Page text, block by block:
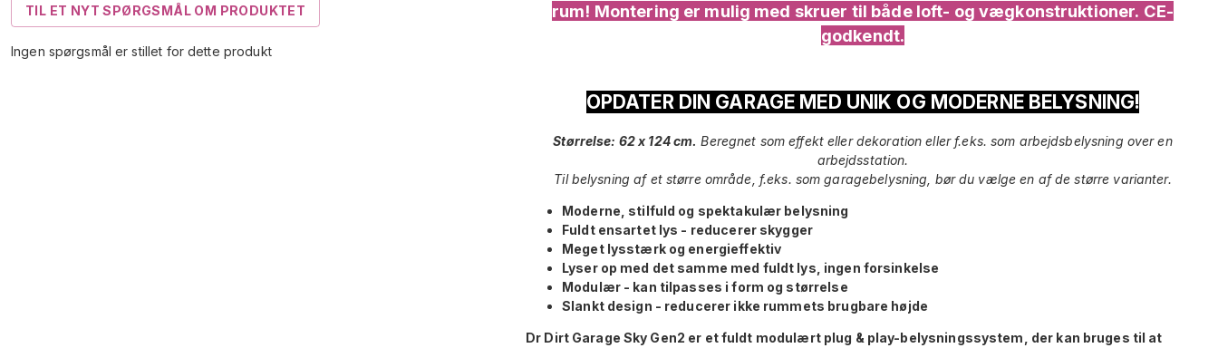
TIL ET NYT SPØRGSMÅL OM PRODUKTET
Ingen spørgsmål er stillet for dette produkt
rum! Montering er mulig med skruer til både loft- og vægkonstruktioner. CE-
godkendt.
OPDATER DIN GARAGE MED UNIK OG MODERNE BELYSNING!
Størrelse: 62 x 124 cm. Beregnet som effekt eller dekoration eller f.eks. som arbejdsbelysning over en
arbejdsstation.
Til belysning af et større område, f.eks. som garagebelysning, bør du vælge en af de større varianter.
Moderne, stilfuld og spektakulær belysning
Fuldt ensartet lys - reducerer skygger
Meget lysstærk og energieffektiv
Lyser op med det samme med fuldt lys, ingen forsinkelse
Modulær - kan tilpasses i form og størrelse
Slankt design - reducerer ikke rummets brugbare højde
Dr Dirt Garage Sky Gen2 er et fuldt modulært plug & play-belysningssystem, der kan bruges til at